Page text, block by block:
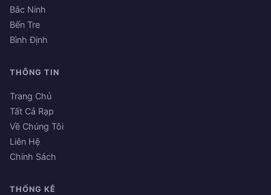
Bắc Ninh
Bến Tre
Bình Định
THÔNG TIN
Trang Chủ
Tất Cả Rạp
Về Chúng Tôi
Liên Hệ
Chính Sách
THỐNG KÊ